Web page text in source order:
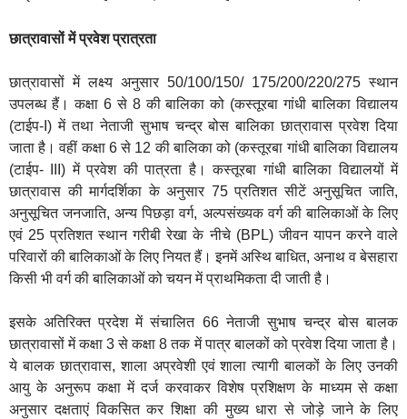
छात्रावासों में प्रवेश प्रात्रता
छात्रावासों में लक्ष्‍य अनुसार 50/100/150/ 175/200/220/275 स्‍थान
उपलब्‍ध हैं। कक्षा 6 से 8 की बालिका को (कस्तूरबा गांधी बालिका विद्यालय
(टाईप-I) में तथा नेताजी सुभाष चन्‍द्र बोस बालिका छात्रावास प्रवेश दिया
जाता है। वहीं कक्षा 6 से 12 की बालिका को (कस्तूरबा गांधी बालिका विद्यालय
(टाईप- III) में प्रवेश की पात्रता है। कस्‍तूरबा गांधी बालिका विद्यालयों में
छात्रावास की मार्गदर्शिका के अनुसार 75 प्रतिशत सीटें अनुसूचित जाति,
अनुसूचित जनजाति, अन्य पिछड़ा वर्ग, अल्पसंख्यक वर्ग की बालिकाओं के लिए
एवं 25 प्रतिशत स्‍थान गरीबी रेखा के नीचे (BPL) जीवन यापन करने वाले
परिवारों की बालिकाओं के लिए नियत हैं। इनमें अस्थि बाधित, अनाथ व बेसहारा
किसी भी वर्ग की बालिकाओं को चयन में प्राथमिकता दी जाती है।
इसके अतिरिक्‍त प्रदेश में संचालित 66 नेताजी सुभाष चन्‍द्र बोस बालक
छात्रावासों में कक्षा 3 से कक्षा 8 तक में पात्र बालकों को प्रवेश दिया जाता है।
ये बालक छात्रावास, शाला अप्रवेशी एवं शाला त्‍यागी बालकों के लिए उनकी
आयु के अनुरूप कक्षा में दर्ज करवाकर विशेष प्रशिक्षण के माध्‍यम से कक्षा
अनुसार दक्षताएं विकसित कर शिक्षा की मुख्‍य धारा से जोड़े जाने के लिए